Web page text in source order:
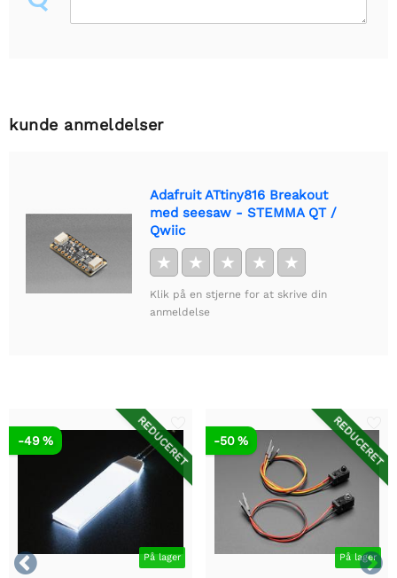
kunde anmeldelser
Adafruit ATtiny816 Breakout
med seesaw - STEMMA QT /
Qwiic
★ ★ ★ ★ ★
Klik på en stjerne for at skrive din
anmeldelse


REDUCERET
På lager
-49 % REDUCERET
På lager
-50 %